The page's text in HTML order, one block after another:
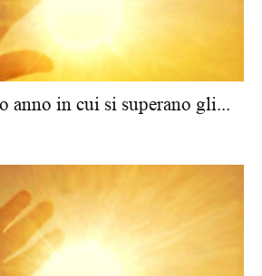
anno in cui si superano gli...